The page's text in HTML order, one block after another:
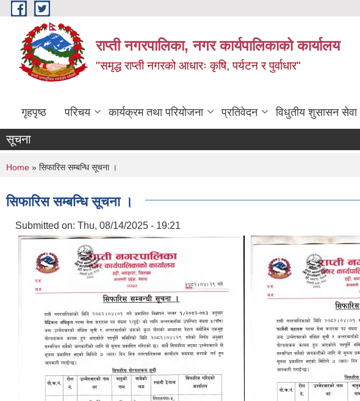
Skip to main content
राप्ती नगरपालिका, नगर कार्यपालिकाको कार्यालय
"समृद्ध राप्ती नगरको आधारः कृषि, पर्यटन र पुर्वाधार"
गृहपृष्ठ परिचय कार्यक्रम तथा परियोजना प्रतिवेदन विधुतीय शुसासन सेवा
सूचना
You are here
Home » सिफारिस सम्बन्धि सूचना ।
सिफारिस सम्बन्धि सूचना ।
Submitted on: Thu, 08/14/2025 - 19:21